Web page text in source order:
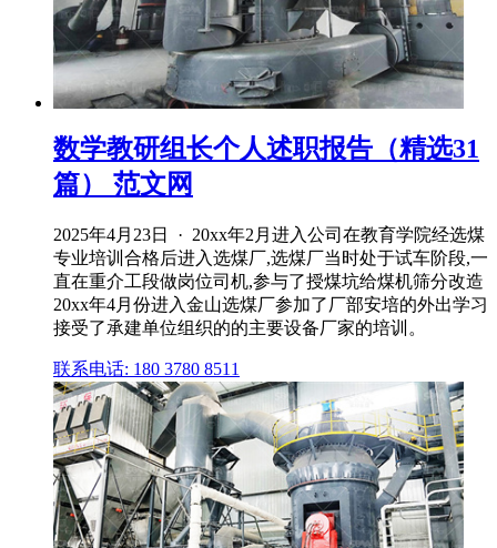
数学教研组长个人述职报告（精选31
篇） 范文网
2025年4月23日 · 20xx年2月进入公司在教育学院经选煤
专业培训合格后进入选煤厂,选煤厂当时处于试车阶段,一
直在重介工段做岗位司机,参与了授煤坑给煤机筛分改造
20xx年4月份进入金山选煤厂参加了厂部安培的外出学习
接受了承建单位组织的的主要设备厂家的培训。
联系电话: 180 3780 8511